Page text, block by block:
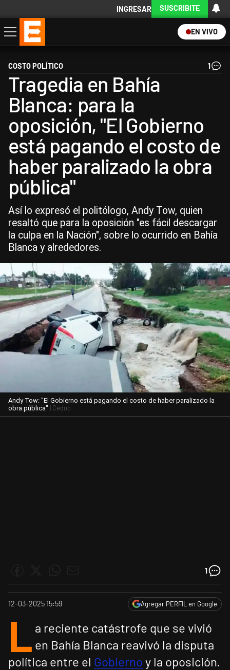
INGRESAR SUSCRIBITE
EN VIVO
Economía
Política
Internacional
Actualidad
Descargá la App
COSTO POLÍTICO 1
Tragedia en Bahía
Blanca: para la
oposición, "El Gobierno
está pagando el costo de
haber paralizado la obra
pública"
Así lo expresó el politólogo, Andy Tow, quien
resaltó que para la oposición "es fácil descargar
la culpa en la Nación", sobre lo ocurrido en Bahía
Blanca y alrededores.
Andy Tow: "El Gobierno está pagando el costo de haber paralizado la
obra pública" | Cedoc
1
12-03-2025 15:59 Agregar PERFIL en Google
L a reciente catástrofe que se vivió
en Bahía Blanca reavivó la disputa
política entre el Gobierno y la oposición.